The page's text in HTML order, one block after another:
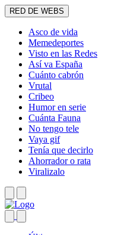
RED DE WEBS
Asco de vida
Memedeportes
Visto en las Redes
Así va España
Cuánto cabrón
Vrutal
Cribeo
Humor en serie
Cuánta Fauna
No tengo tele
Vaya gif
Tenía que decirlo
Ahorrador o rata
Viralizalo